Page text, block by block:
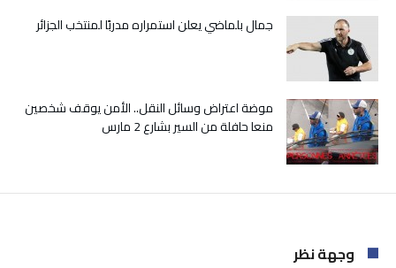
جمال بلماضي يعلن استمراره مدربًا لمنتخب الجزائر
موضة اعتراض وسائل النقل.. الأمن يوقف شخصين
منعا حافلة من السير بشارع 2 مارس
وجهة نظر